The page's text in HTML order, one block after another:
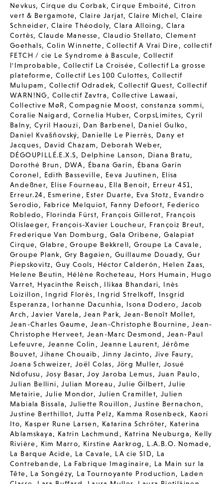
Nevkus,Cirque du Corbak,Cirque Emboité, Citron
vert & Bergamote,Claire Jarjat,Claire Michel,Claire
Schneider,Claire Théodoly,Clara Alloing,Clara
Cortès,Claude Manesse, Claudio Stellato, Clement
Goethals,Colin Winnette,Collectif A Vrai Dire, collectif
FETCH / cie Le Syndrome à Bascule,Collectif
l'Improbable, Collectif La Croisée,Collectif La grosse
plateforme, Collectif Les 100 Culottes,Collectif
Mulupam , Collectif Odradek,Collectif Quest,Collectif
WARN!NG, Collectif Zavtra, Collective Lawaai,
Collective MøR,Compagnie Moost,constanza sommi,
Coralie Naigard, Cornelia Huber,CorpsLimites, Cyril
Balny, Cyril Haouzi, Dan Barbenel, Daniel Gulko,
Daniel Kvašňovský, Danielle Le Pierrès, Dany et
Jacques, David Chazam, Deborah Weber,
DÉGOUPILLÉ.E.X.S, Delphine Lanson, Diana Bratu,
Dorothé Brun , DWA, Ébana Garín, Ébana Garín
Coronel, Edith Basseville, Eeva Juutinen, Elisa
Andeßner, Elise Fourneau , Ella Benoit, Erreur 451,
Erreur.24, Esmerine, Ester Duarte, Eva Stotz , Evandro
Serodio, Fabrice Melquiot, Fanny Defoort, Federico
Robledo, Florinda Fürst, François Gillerot, François
Olislaeger, François-Xavier Loucheur, Françoiz Breut,
Frederique Van Domburg , Gala Oribene,Galapiat
Cirque,Glabre,Groupe Bekkrell,Groupe La Cavale,
Groupe Plank, Gry Bagøien, Guillaume Douady,Gur
Piepskovitz,Guy Cools, Héctor Calderón , Helen Zaas,
Helene Beutin, Hélène Rocheteau, Hors Humain , Hugo
Varret, Hyacinthe Reisch , Ilikaa Bhandari, Inès
Loizillon , Ingrid Florès, Ingrid Strelkoff, Insgrid
Esperanza , Iorhanne Dacunhia, Isona Dodero, Jacob
Arch ,Javier Varela ,Jean Park, Jean-Benoît Mollet,
Jean-Charles Gaume,Jean-Christophe Bournine,Jean-
Christophe Herveet,Jean-Marc Desmond , Jean-Paul
Lefeuvre,Jeanne Colin , Jeanne Laurent,Jérôme
Bouvet,Jihane Chouaib , Jinny Jacinto, Jive Faury,
Joana Schweizer, Joël Colas, Jörg Muller, Josué
Ndofusu , Josy Basar,Joy Jaroba Lemus, Juan Paulo,
Julian Bellini,Julian Moreau ,Julie Gilbert,Julie
Metairie,Julie Mondor, Julien Cramillet, Julien
Mabiala Bissala, Juliette Rouillon ,Justine Bernachon,
Justine Berthillot,Jutta Pelz, Kamma Rosenbeck, Kaori
Ito, Kasper Rune Larsen, Katarina Schröter, Katerina
Ablamskaya, Katrin Lachmund , Katrina Neuburga, Kelly
Rivière, Kim Marro, Kirstine Aarkrog, L.A.B.O. Nomade,
La Barque Acide, La Cavale, LA cie SID, La
Contrebande, La Fabrique Imaginaire, La Main sur la
Tête, La Songézy, La Tournoyante Production, Laden